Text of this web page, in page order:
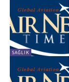
SAĞLIK